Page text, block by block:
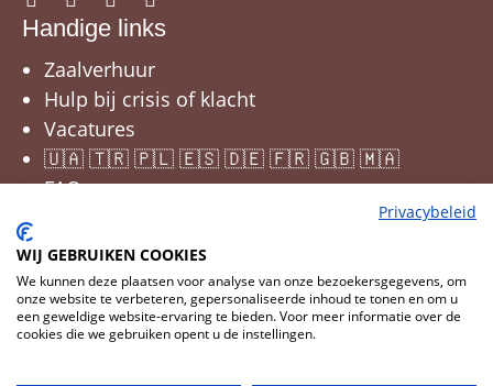
Handige links
Zaalverhuur
Hulp bij crisis of klacht
Vacatures
🇺🇦 🇹🇷 🇵🇱 🇪🇸 🇩🇪 🇫🇷 🇬🇧 🇲🇦
FAQ
Privacybeleid
WIJ GEBRUIKEN COOKIES
We kunnen deze plaatsen voor analyse van onze bezoekersgegevens, om
onze website te verbeteren, gepersonaliseerde inhoud te tonen en om u
een geweldige website-ervaring te bieden. Voor meer informatie over de
cookies die we gebruiken opent u de instellingen.